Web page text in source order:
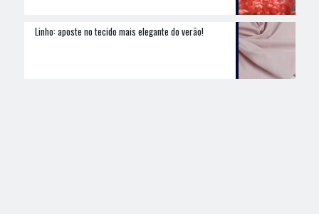
Linho: aposte no tecido mais elegante do verão!